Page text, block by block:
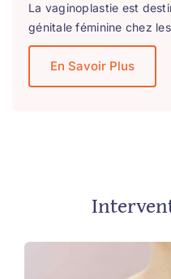
La vaginoplastie est
génitale féminine chez
En Savoir Plus